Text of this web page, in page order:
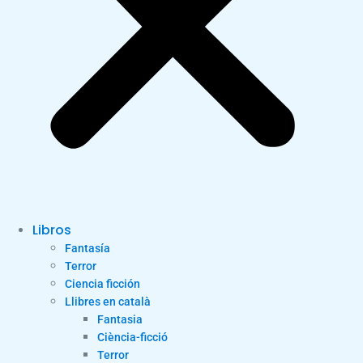
Libros
Fantasía
Terror
Ciencia ficción
Llibres en català
Fantasia
Ciència-ficció
Terror